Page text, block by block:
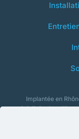
Implantée en
spécialisée dans